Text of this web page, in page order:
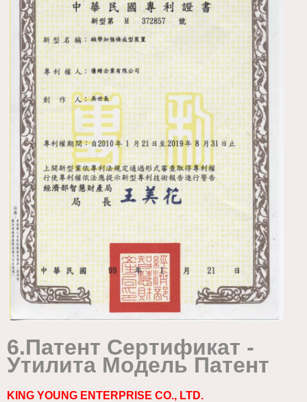
6.Патент Сертификат -
Утилита Модель Патент
KING YOUNG ENTERPRISE CO., LTD.